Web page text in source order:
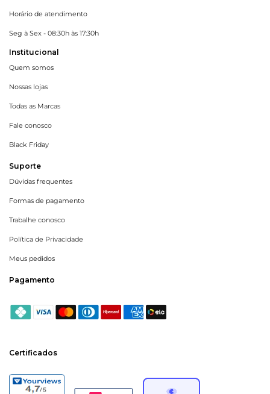
Horário de atendimento
Seg à Sex - 08:30h às 17:30h
Institucional
Quem somos
Nossas lojas
Todas as Marcas
Fale conosco
Black Friday
Suporte
Dúvidas frequentes
Formas de pagamento
Trabalhe conosco
Política de Privacidade
Meus pedidos
Pagamento
Certificados